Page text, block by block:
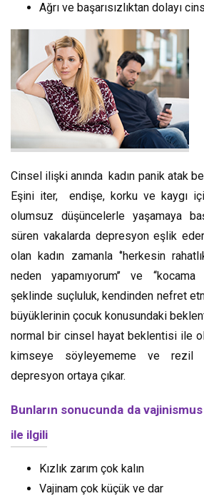
Ağrı ve başarısızlıktan dolayı
Cinsel ilişki anında kadın panik atak
Eşini iter, endişe, korku ve kaygı
olumsuz düşüncelerle yaşamaya
süren vakalarda depresyon eşlik
olan kadın zamanla ‘’herkesin
neden yapamıyorum’’ ve ‘‘kocama
şeklinde suçluluk, kendinden nefret
büyüklerinin çocuk konusundaki
normal bir cinsel hayat beklentisi ile
kimseye söyleyememe ve rezil
depresyon ortaya çıkar.
Bunların sonucunda da vajinismus
ile ilgili
Kızlık zarım çok kalın
Vajinam çok küçük ve dar